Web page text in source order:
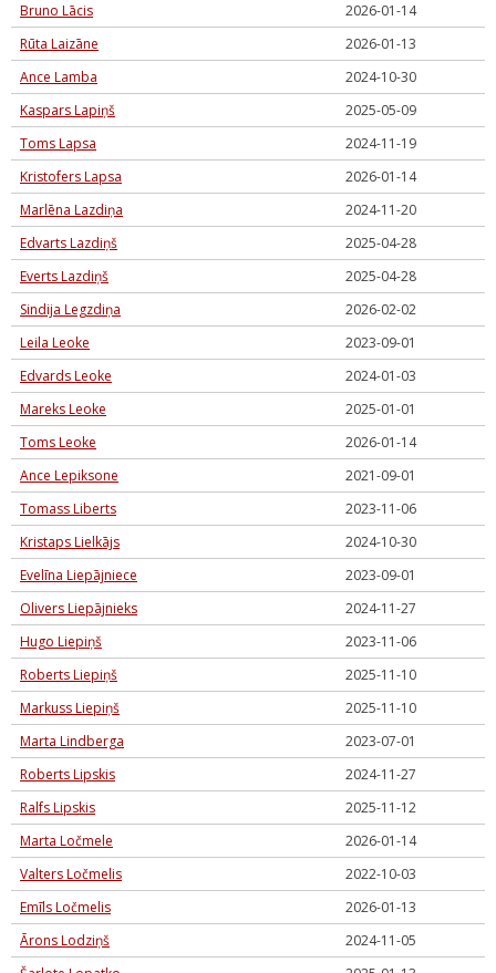
Bruno Lācis
2026-01-14
Rūta Laizāne
2026-01-13
Ance Lamba
2024-10-30
Kaspars Lapiņš
2025-05-09
Toms Lapsa
2024-11-19
Kristofers Lapsa
2026-01-14
Marlēna Lazdiņa
2024-11-20
Edvarts Lazdiņš
2025-04-28
Everts Lazdiņš
2025-04-28
Sindija Legzdiņa
2026-02-02
Leila Leoke
2023-09-01
Edvards Leoke
2024-01-03
Mareks Leoke
2025-01-01
Toms Leoke
2026-01-14
Ance Lepiksone
2021-09-01
Tomass Liberts
2023-11-06
Kristaps Lielkājs
2024-10-30
Evelīna Liepājniece
2023-09-01
Olivers Liepājnieks
2024-11-27
Hugo Liepiņš
2023-11-06
Roberts Liepiņš
2025-11-10
Markuss Liepiņš
2025-11-10
Marta Lindberga
2023-07-01
Roberts Lipskis
2024-11-27
Ralfs Lipskis
2025-11-12
Marta Ločmele
2026-01-14
Valters Ločmelis
2022-10-03
Emīls Ločmelis
2026-01-13
Ārons Lodziņš
2024-11-05